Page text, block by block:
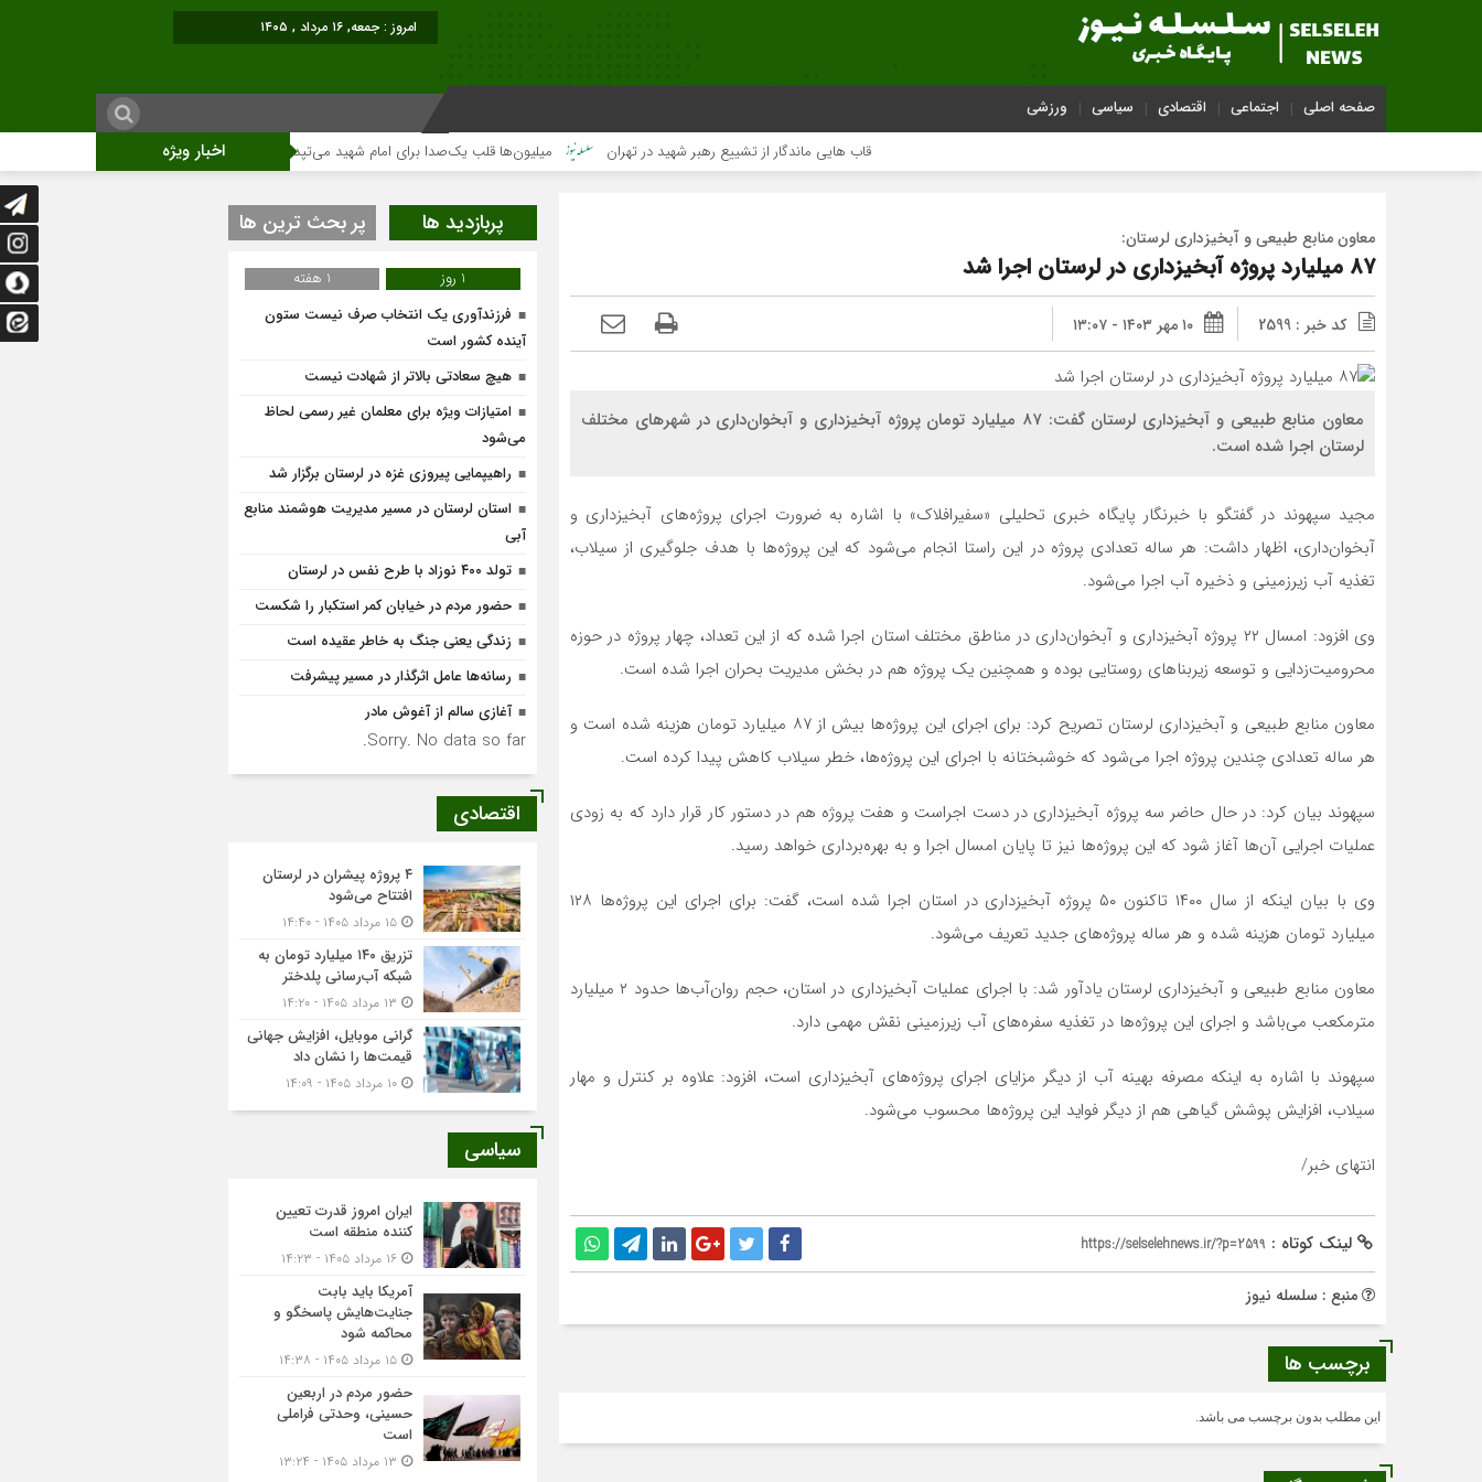
امروز : جمعه, ۱۶ مرداد , ۱۴۰۵
صفحه اصلی اجتماعی اقتصادی سیاسی ورزشی
اخبار ویژه قاب هایی ماندگار از تشییع رهبر شهید در تهران میلیون‌ها قلب یک‌صدا برای امام شهید می‌تپد نمایشگاه آثار هنری ویژه ارتحال امام (ره)برگزار
معاون منابع طبیعی و آبخیزداری لرستان:
۸۷ میلیارد پروژه آبخیزداری در لرستان اجرا شد
کد خبر : 2599 ۱۰ مهر ۱۴۰۳ - ۱۳:۰۷
معاون منابع طبیعی و آبخیزداری لرستان گفت: ۸۷ میلیارد تومان پروژه آبخیزداری و آبخوان‌داری در شهرهای مختلف
لرستان اجرا شده است.
مجید سپهوند در گفتگو با خبرنگار پایگاه خبری تحلیلی «سفیرافلاک» با اشاره به ضرورت اجرای پروژه‌های آبخیزداری و
آبخوان‌داری، اظهار داشت: هر ساله تعدادی پروژه در این راستا انجام می‌شود که این پروژه‌ها با هدف جلوگیری از سیلاب،
تغذیه آب زیرزمینی و ذخیره آب اجرا می‌شود.
وی افزود: امسال ۲۲ پروژه آبخیزداری و آبخوان‌داری در مناطق مختلف استان اجرا شده که از این تعداد، چهار پروژه در حوزه
محرومیت‌زدایی و توسعه زیربناهای روستایی بوده و همچنین یک پروژه هم در بخش مدیریت بحران اجرا شده است.
معاون منابع طبیعی و آبخیزداری لرستان تصریح کرد: برای اجرای این پروژه‌ها بیش از ۸۷ میلیارد تومان هزینه شده است و
هر ساله تعدادی چندین پروژه اجرا می‌شود که خوشبختانه با اجرای این پروژه‌ها، خطر سیلاب کاهش پیدا کرده است.
سپهوند بیان کرد: در حال حاضر سه پروژه آبخیزداری در دست اجراست و هفت پروژه هم در دستور کار قرار دارد که به زودی
عملیات اجرایی آ‌ن‌ها آغاز شود که این پروژه‌ها نیز تا پایان امسال اجرا و به بهره‌برداری خواهد رسید.
وی با بیان اینکه از سال ۱۴۰۰ تاکنون ۵۰ پروژه آبخیزداری در استان اجرا شده است، گفت: برای اجرای این پروژه‌ها ۱۲۸
میلیارد تومان هزینه شده و هر ساله پروژه‌‌های جدید تعریف می‌شود.
معاون منابع طبیعی و آبخیزداری لرستان یادآور شد: با اجرای عملیات آبخیزداری در استان، حجم روان‌آب‌ها حدود ۲ میلیارد
مترمکعب می‌باشد و اجرای این پروژه‌ها در تغذیه سفره‌های آب زیرزمینی نقش مهمی دارد.
سپهوند با اشاره به اینکه مصرفه بهینه آب از دیگر مزایای اجرای پروژه‌های آبخیزداری است، افزود: علاوه بر کنترل و مهار
سیلاب، افزایش پوشش گیاهی هم از دیگر فواید این پروژه‌ها محسوب می‌شود.
انتهای خبر/
لینک کوتاه : https://selselehnews.ir/?p=2599
منبع : سلسله نیوز
برچسب ها
این مطلب بدون برچسب می باشد.
پربازدید ها پر بحث ترین ها
1 روز
1 هفته
فرزندآوری یک انتخاب صرف نیست ستون
آینده کشور است
هیچ سعادتی بالاتر از شهادت نیست
امتیازات ویژه برای معلمان غیر رسمی لحاظ
می‌شود
راهیپمایی پیروزی غزه در لرستان برگزار شد
استان لرستان در مسیر مدیریت هوشمند منابع
آبی
تولد ۴۰۰ نوزاد با طرح نفس در لرستان
حضور مردم در خیابان کمر استکبار را شکست
زندگی یعنی جنگ به‌ خاطر عقیده است
رسانه‌ها عامل اثرگذار در مسیر پیشرفت
آغازی سالم از آغوش مادر
Sorry. No data so far.
اقتصادی
۴ پروژه پیشران در لرستان
افتتاح می‌شود
تزریق ۱۴۰ میلیارد تومان به
شبکه آب‌رسانی پلدختر
گرانی موبایل، افزایش جهانی
قیمت‌ها را نشان داد
سیاسی
ایران امروز قدرت تعیین
کننده منطقه است
آمریکا باید بابت
جنایت‌هایش پاسخگو و
محاکمه شود
حضور مردم در اربعین
حسینی، وحدتی فراملی
است